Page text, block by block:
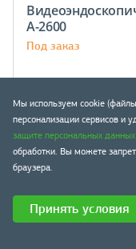
A-2600
Под заказ
Наши новинки
Мы используем cookie
персонализации сервисов и
защите персональных данных
обработки. Вы можете
браузера.
Принять условия